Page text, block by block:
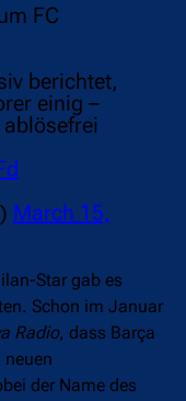
FC
berichtet,
einig –
) March 15,
Star gab es
Schon im Januar
Radio, dass Barça
der Name des